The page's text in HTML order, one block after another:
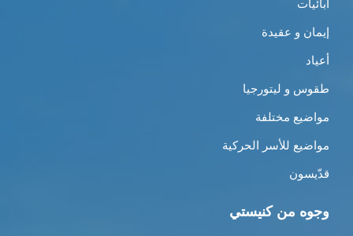
أبائيات
إيمان و عقيدة
أعياد
طقوس و ليتورجيا
مواضيع مختلفة
مواضيع للأسر الحركية
قدّيسون
وجوه من كنيستي